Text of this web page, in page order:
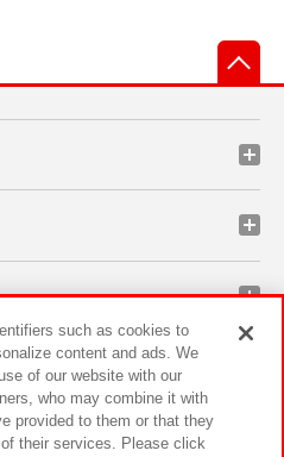
such as cookies to
content and ads. We
of our website with our
who may combine it with
provided to them or that they
their services. Please click